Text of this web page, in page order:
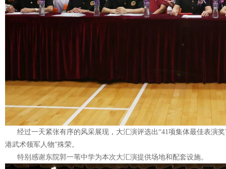
经过一天紧张有序的风采展现，大汇演评选出“41项集体最佳表演奖
港武术领军人物”殊荣。
特别感谢东院郭一苇中学为本次大汇演提供场地和配套设施。